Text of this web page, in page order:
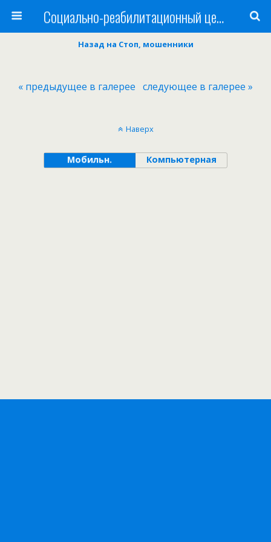
Cоциально-реабилитационный центр Русь
Назад на Стоп, мошенники
« предыдущее в галерее следующее в галерее »
Наверх
Мобильн. Компьютерная